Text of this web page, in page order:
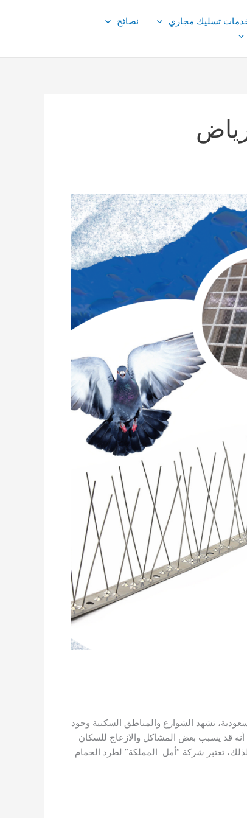
تسليك مجاري
نصائح
تشهد الشوارع والمناطق السكنية وجود
أنه قد يسبب بعض المشاكل والازعاج للسكان
تعتبر شركة “أمل المملكة” لطرد الحمام